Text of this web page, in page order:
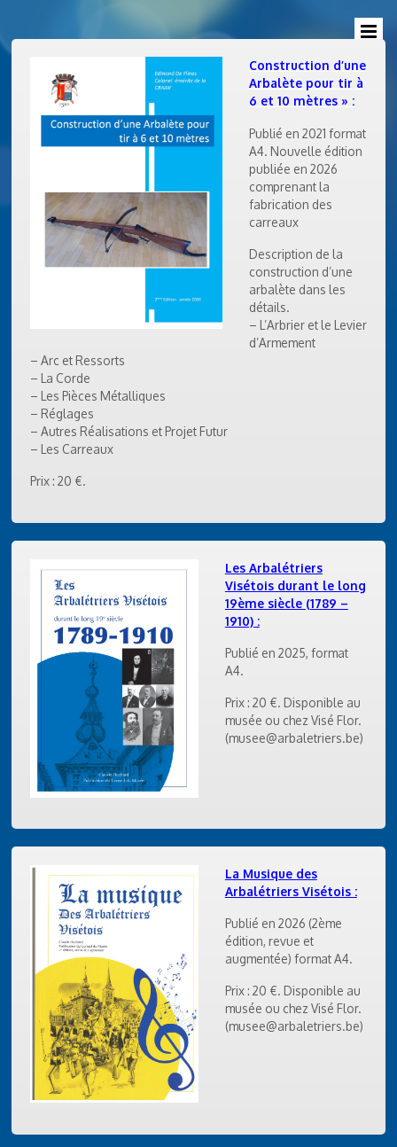
Construction d’une
Arbalète pour tir à
6 et 10 mètres » :
Publié en 2021 format
A4. Nouvelle édition
publiée en 2026
comprenant la
fabrication des
carreaux
Description de la
construction d’une
arbalète dans les
détails.
– L’Arbrier et le Levier
d’Armement
– Arc et Ressorts
– La Corde
– Les Pièces Métalliques
– Réglages
– Autres Réalisations et Projet Futur
– Les Carreaux
Prix : 20 €.
Les Arbalétriers
Visétois durant le long
19ème siècle (1789 –
1910) :
Publié en 2025, format
A4.
Prix : 20 €. Disponible au
musée ou chez Visé Flor.
(musee@arbaletriers.be)
La Musique des
Arbalétriers Visétois :
Publié en 2026 (2ème
édition, revue et
augmentée) format A4.
Prix : 20 €. Disponible au
musée ou chez Visé Flor.
(musee@arbaletriers.be)